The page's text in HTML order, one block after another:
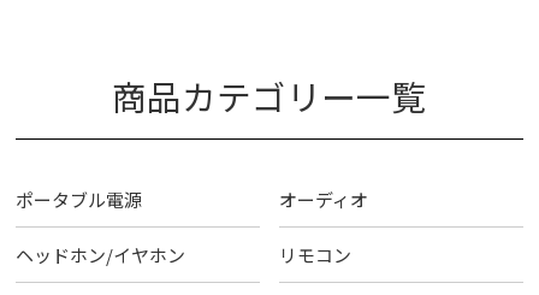
商品カテゴリー一覧
ポータブル電源 オーディオ
ヘッドホン/イヤホン リモコン